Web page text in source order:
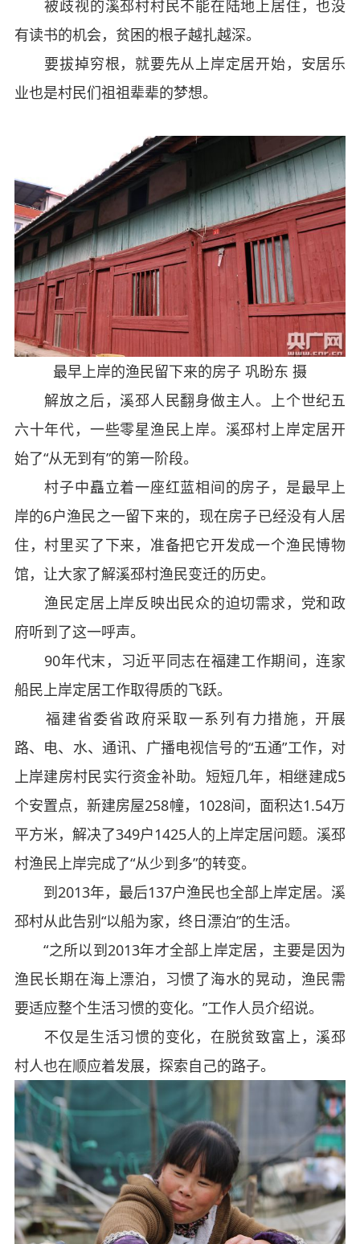
被歧视的溪邳村村民不能在陆地上居住，也没
有读书的机会，贫困的根子越扎越深。
要拔掉穷根，就要先从上岸定居开始，安居乐
业也是村民们祖祖辈辈的梦想。
最早上岸的渔民留下来的房子 巩盼东 摄
解放之后，溪邳人民翻身做主人。上个世纪五
六十年代，一些零星渔民上岸。溪邳村上岸定居开
始了“从无到有”的第一阶段。
村子中矗立着一座红蓝相间的房子，是最早上
岸的6户渔民之一留下来的，现在房子已经没有人居
住，村里买了下来，准备把它开发成一个渔民博物
馆，让大家了解溪邳村渔民变迁的历史。
渔民定居上岸反映出民众的迫切需求，党和政
府听到了这一呼声。
90年代末，习近平同志在福建工作期间，连家
船民上岸定居工作取得质的飞跃。
福建省委省政府采取一系列有力措施，开展
路、电、水、通讯、广播电视信号的“五通”工作，对
上岸建房村民实行资金补助。短短几年，相继建成5
个安置点，新建房屋258幢，1028间，面积达1.54万
平方米，解决了349户1425人的上岸定居问题。溪邳
村渔民上岸完成了“从少到多”的转变。
到2013年，最后137户渔民也全部上岸定居。溪
邳村从此告别“以船为家，终日漂泊”的生活。
“之所以到2013年才全部上岸定居，主要是因为
渔民长期在海上漂泊，习惯了海水的晃动，渔民需
要适应整个生活习惯的变化。”工作人员介绍说。
不仅是生活习惯的变化，在脱贫致富上，溪邳
村人也在顺应着发展，探索自己的路子。